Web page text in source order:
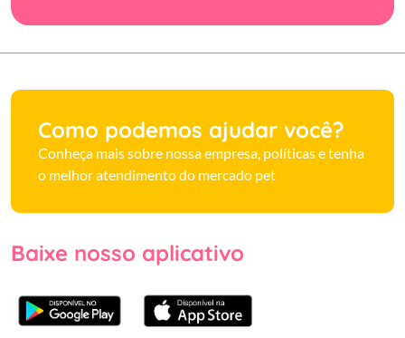
Como podemos ajudar você?
Conheça mais sobre nossa empresa, políticas e tenha
o melhor atendimento do mercado pet
Baixe nosso aplicativo